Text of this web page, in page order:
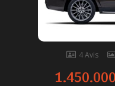
4 Avis